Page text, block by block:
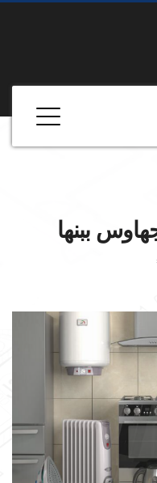
ببنها